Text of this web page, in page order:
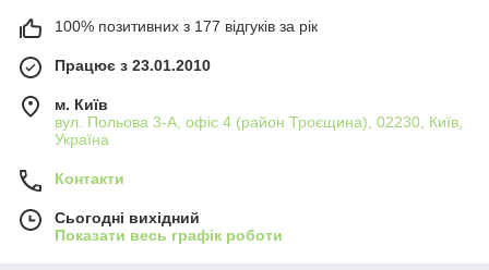
100% позитивних з 177 відгуків за рік
Працює з 23.01.2010
м. Київ
вул. Польова 3-А, офіс 4 (район Троєщина), 02230, Київ,
Україна
Контакти
Сьогодні вихідний
Показати весь графік роботи